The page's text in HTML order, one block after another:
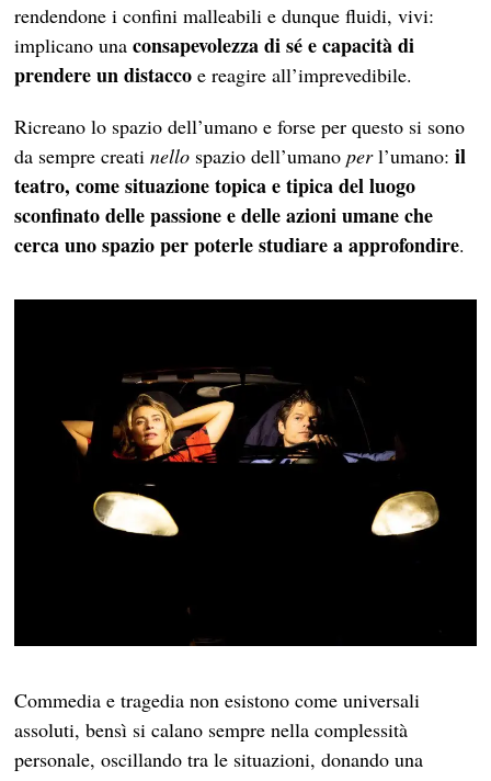
rendendone i confini malleabili e dunque fluidi, vivi:
implicano unaconsapevolezza di sé e capacità di
prendere un distacco e reagire all’imprevedibile.
Ricreano lo spazio dell’umano e forse per questo si sono
da sempre creatinello spazio dell’umanoperl’umano:il
teatro, come situazione topica e tipica del luogo
sconfinato delle passione e delle azioni umane che
cerca uno spazio per poterle studiare a approfondire.
Commedia e tragedia non esistono come universali
assoluti, bensì si calano sempre nella complessità
personale, oscillando tra le situazioni, donando una